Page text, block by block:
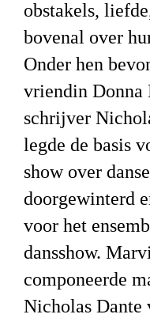
obstakels,
bovenal over
Onder hen
vriendin Donna
schrijver
legde de basis
show over
doorgewinterd
voor het
dansshow.
componeerde
Nicholas Dante